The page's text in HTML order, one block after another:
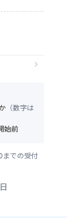
chevron_right
（数字は
始前
までの受付